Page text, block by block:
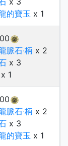
的寶玉 x 1
脈石‧柄 x 2
x 3
x 1
脈石‧柄 x 2
x 3
的寶玉 x 1